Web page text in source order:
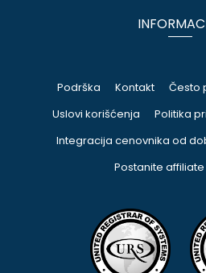
Podrška Kontakt
Često
Uslovi korišćenja
Politika
Integracija cenovnika od
Postanite